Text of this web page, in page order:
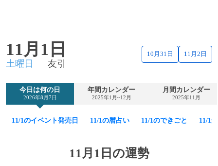
11月1日
土曜日 友引
10月31日 11月2日
今日は何の日
2026年8月7日
年間カレンダー
2025年1月~12月
月間カレンダー
2025年11月
11/1のイベント発売日 11/1の暦占い 11/1のできごと 11/1
11月1日の運勢